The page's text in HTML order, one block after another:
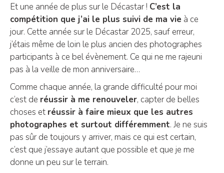
Et une année de plus sur le Décastar ! C’est la
compétition que j’ai le plus suivi de ma vie à ce
jour. Cette année sur le Décastar 2025, sauf erreur,
j’étais même de loin le plus ancien des photographes
participants à ce bel évènement. Ce qui ne me rajeuni
pas à la veille de mon anniversaire…
Comme chaque année, la grande difficulté pour moi
c’est de réussir à me renouveler, capter de belles
choses et réussir à faire mieux que les autres
photographes et surtout différemment. Je ne suis
pas sûr de toujours y arriver, mais ce qui est certain,
c’est que j’essaye autant que possible et que je me
donne un peu sur le terrain.